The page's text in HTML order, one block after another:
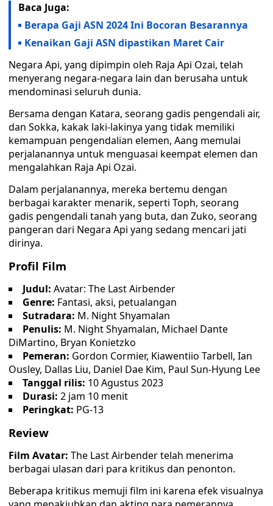
Baca Juga:
Berapa Gaji ASN 2024 Ini Bocoran Besarannya
Kenaikan Gaji ASN dipastikan Maret Cair
Negara Api, yang dipimpin oleh Raja Api Ozai, telah
menyerang negara-negara lain dan berusaha untuk
mendominasi seluruh dunia.
Bersama dengan Katara, seorang gadis pengendali air,
dan Sokka, kakak laki-lakinya yang tidak memiliki
kemampuan pengendalian elemen, Aang memulai
perjalanannya untuk menguasai keempat elemen dan
mengalahkan Raja Api Ozai.
Dalam perjalanannya, mereka bertemu dengan
berbagai karakter menarik, seperti Toph, seorang
gadis pengendali tanah yang buta, dan Zuko, seorang
pangeran dari Negara Api yang sedang mencari jati
dirinya.
Profil Film
Judul: Avatar: The Last Airbender
Genre: Fantasi, aksi, petualangan
Sutradara: M. Night Shyamalan
Penulis: M. Night Shyamalan, Michael Dante
DiMartino, Bryan Konietzko
Pemeran: Gordon Cormier, Kiawentiio Tarbell, Ian
Ousley, Dallas Liu, Daniel Dae Kim, Paul Sun-Hyung Lee
Tanggal rilis: 10 Agustus 2023
Durasi: 2 jam 10 menit
Peringkat: PG-13
Review
Film Avatar: The Last Airbender telah menerima
berbagai ulasan dari para kritikus dan penonton.
Beberapa kritikus memuji film ini karena efek visualnya